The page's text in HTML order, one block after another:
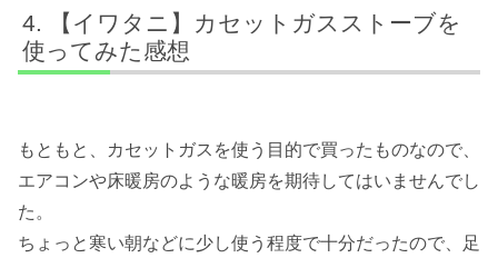
【イワタニ】カセットガスストーブを
使ってみた感想
もともと、カセットガスを使う目的で買ったものなので、
エアコンや床暖房のような暖房を期待してはいませんでし
た。
ちょっと寒い朝などに少し使う程度で十分だったので、足